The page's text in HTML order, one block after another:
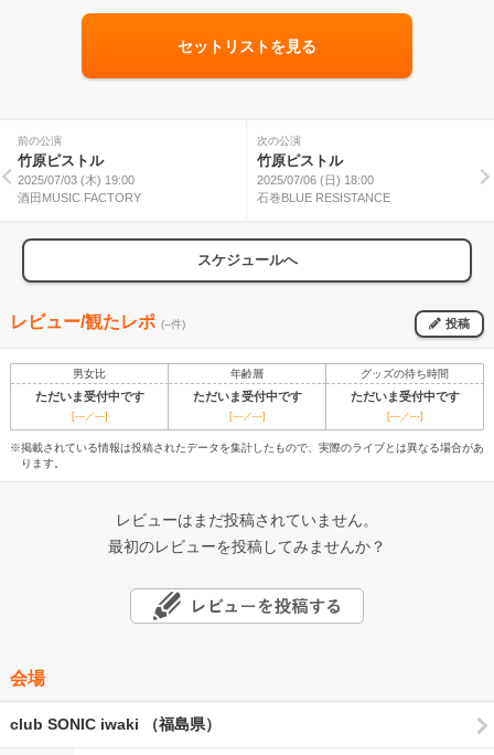
セットリストを見る
前の公演
竹原ピストル
2025/07/03 (木) 19:00
酒田MUSIC FACTORY
次の公演
竹原ピストル
2025/07/06 (日) 18:00
石巻BLUE RESISTANCE
スケジュールへ
レビュー/観たレポ (--件) 投稿
男女比 年齢層 グッズの待ち時間
ただいま受付中です ただいま受付中です ただいま受付中です
[---／---] [---／---] [---／---]
※掲載されている情報は投稿されたデータを集計したもので、実際のライブとは異なる場合があ
ります。
レビューはまだ投稿されていません。
最初のレビューを投稿してみませんか？
会場
club SONIC iwaki （福島県）